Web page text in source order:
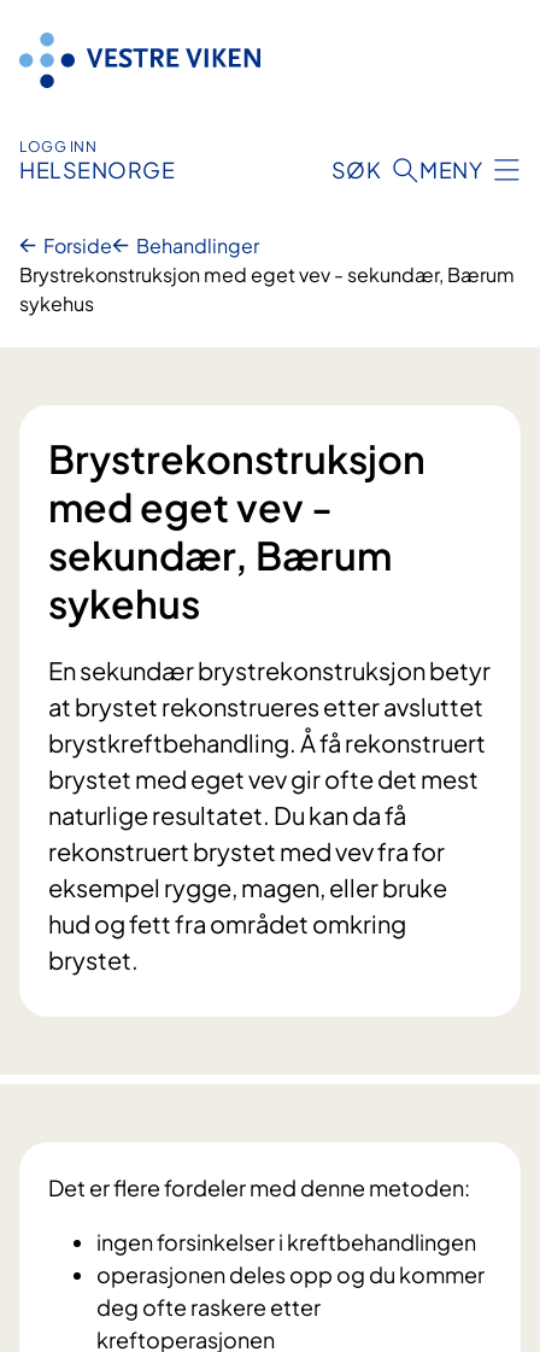
innhold
LOGG INN
HELSENORGE SØK MENY
Forside
Behandlinger
Brystrekonstruksjon med eget vev - sekundær, Bærum
sykehus
Brystrekonstruksjon
med eget vev -
sekundær, Bærum
sykehus
En sekundær brystrekonstruksjon betyr
at brystet rekonstrueres etter avsluttet
brystkreftbehandling. Å få rekonstruert
brystet med eget vev gir ofte det mest
naturlige resultatet. Du kan da få
rekonstruert brystet med vev fra for
eksempel rygge, magen, eller bruke
hud og fett fra området omkring
brystet.
Det er flere fordeler med denne metoden:
ingen forsinkelser i kreftbehandlingen
operasjonen deles opp og du kommer
deg ofte raskere etter
kreftoperasjonen